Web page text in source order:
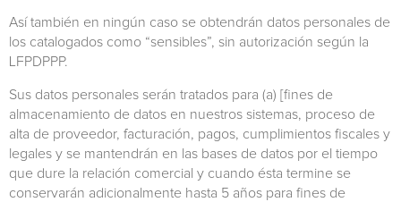
Así también en ningún caso se obtendrán datos personales de
los catalogados como “sensibles”, sin autorización según la
LFPDPPP.
Sus datos personales serán tratados para (a) [fines de
almacenamiento de datos en nuestros sistemas, proceso de
alta de proveedor, facturación, pagos, cumplimientos fiscales y
legales y se mantendrán en las bases de datos por el tiempo
que dure la relación comercial y cuando ésta termine se
conservarán adicionalmente hasta 5 años para fines de